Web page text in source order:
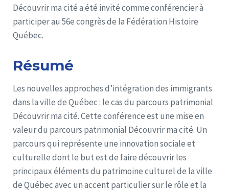
Découvrir ma cité a été invité comme conférencier à
participer au 56e congrès de la Fédération Histoire
Québec.
Résumé
Les nouvelles approches d’intégration des immigrants
dans la ville de Québec : le cas du parcours patrimonial
Découvrir ma cité. Cette conférence est une mise en
valeur du parcours patrimonial Découvrir ma cité. Un
parcours qui représente une innovation sociale et
culturelle dont le but est de faire découvrir les
principaux éléments du patrimoine culturel de la ville
de Québec avec un accent particulier sur le rôle et la